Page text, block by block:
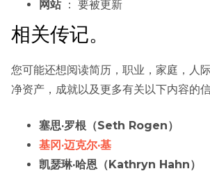
网站： 要被更新
相关传记。
您可能还想阅读简历，职业，家庭，人
净资产，成就以及更多有关以下内容的信
塞思·罗根（Seth Rogen）
基冈·迈克尔·基
凯瑟琳·哈恩（Kathryn Hahn）